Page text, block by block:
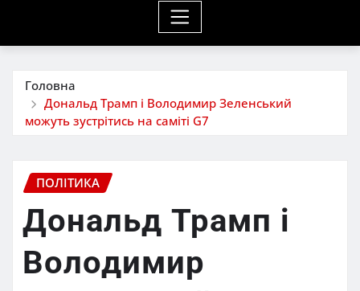
Головна
Дональд Трамп і Володимир Зеленський
можуть зустрітись на саміті G7
ПОЛІТИКА
Дональд Трамп і
Володимир